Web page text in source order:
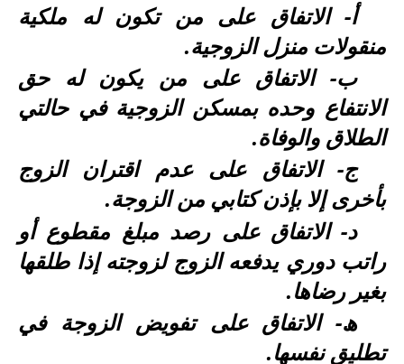
أ- الاتفاق على من تكون له ملكية
منقولات منزل الزوجية.
ب- الاتفاق على من يكون له حق
الانتفاع وحده بمسكن الزوجية في حالتي
الطلاق والوفاة.
ج- الاتفاق على عدم اقتران الزوج
بأخرى إلا بإذن كتابي من الزوجة.
د- الاتفاق على رصد مبلغ مقطوع أو
راتب دوري يدفعه الزوج لزوجته إذا طلقها
بغير رضاها.
ھ- الاتفاق على تفويض الزوجة في
تطليق نفسها.